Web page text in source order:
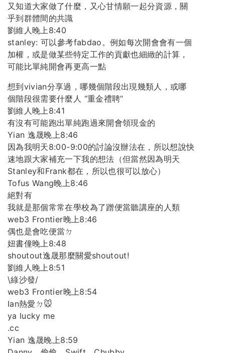
又知道大家做了什麼，又心甘情願一起分資源，關
乎到群體間的共識
劉維人晚上8:40
stanley: 可以參考fabdao。例如每次開會會有一個
加權，或是做某些特定工作的貢獻也細緻的計算，
可能比單純開會再更高一點
想到vivian分享過，哪幾個階段出現幾類人，或哪
個階段很需要什麼人 “重金禮聘”
劉維人晚上8:41
有沒有可能跑出單純跑過來開會領現金的
Yian 逸晟晚上8:46
因為我明天8:00-9:00的討論沒辦法在，所以想說快
速地跟大家補充一下我的想法（但當然因為明天
Stanley和Frank都在，所以也很可以放心）
Tofus Wang晚上8:46
絕對有
我就是那個常常在學校為了蹭便當聽講座的人類
web3 Frontier晚上8:46
偶也是會吃便當ㄉ
妞書僮晚上8:48
shoutout逸晟那麼關愛shoutout!
劉維人晚上8:51
\綠沙發/
web3 Frontier晚上8:54
Ian熱愛ㄉ🐭
ya lucky me
.cc
Yian 逸晟晚上8:59